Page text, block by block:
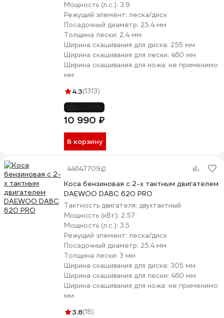
Мощность (л.с.): 3.9
Режущий элемент: леска/диск
Посадочный диаметр: 25.4 мм
Толщина лески: 2.4 мм
Ширина скашивания для диска: 255 мм
Ширина скашивания для лески: 460 мм
Ширина скашивания для ножа: не применимо
мм
4.3(1313)
10 990 ₽
В корзину
44647709
Коса бензиновая c 2-х тактным двигателем
DAEWOO DABC 620 PRO
Тактность двигателя: двухтактный
Мощность (кВт): 2.57
Мощность (л.с.): 3.5
Режущий элемент: леска/диск
Посадочный диаметр: 25.4 мм
Толщина лески: 3 мм
Ширина скашивания для диска: 305 мм
Ширина скашивания для лески: 460 мм
Ширина скашивания для ножа: не применимо
мм
3.8(18)